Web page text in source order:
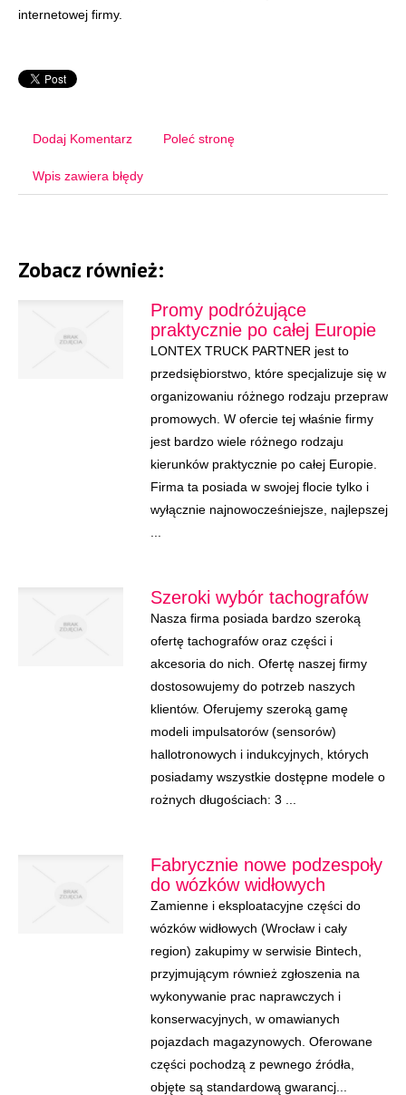
internetowej firmy.
Dodaj Komentarz Poleć stronę
Wpis zawiera błędy
Zobacz również:
Promy podróżujące
praktycznie po całej Europie
LONTEX TRUCK PARTNER jest to
przedsiębiorstwo, które specjalizuje się w
organizowaniu różnego rodzaju przepraw
promowych. W ofercie tej właśnie firmy
jest bardzo wiele różnego rodzaju
kierunków praktycznie po całej Europie.
Firma ta posiada w swojej flocie tylko i
wyłącznie najnowocześniejsze, najlepszej
Szeroki wybór tachografów
Nasza firma posiada bardzo szeroką
ofertę tachografów oraz części i
akcesoria do nich. Ofertę naszej firmy
dostosowujemy do potrzeb naszych
klientów. Oferujemy szeroką gamę
modeli impulsatorów (sensorów)
hallotronowych i indukcyjnych, których
posiadamy wszystkie dostępne modele o
rożnych długościach: 3 ...
Fabrycznie nowe podzespoły
do wózków widłowych
Zamienne i eksploatacyjne części do
wózków widłowych (Wrocław i cały
region) zakupimy w serwisie Bintech,
przyjmującym również zgłoszenia na
wykonywanie prac naprawczych i
konserwacyjnych, w omawianych
pojazdach magazynowych. Oferowane
części pochodzą z pewnego źródła,
objęte są standardową gwarancj...